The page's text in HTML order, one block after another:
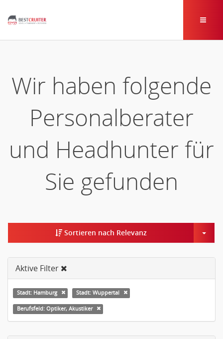
Wir haben folgende
Personalberater
und Headhunter für
Sie gefunden
Sortieren nach Relevanz
Aktive Filter
Stadt: Hamburg Stadt: Wuppertal
Berufsfeld: Optiker, Akustiker